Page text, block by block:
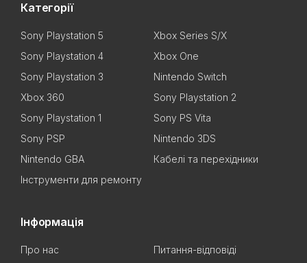
Категорії
Sony Playstation 5
Xbox Series S/X
Sony Playstation 4
Xbox One
Sony Playstation 3
Nintendo Switch
Xbox 360
Sony Playstation 2
Sony Playstation 1
Sony PS Vita
Sony PSP
Nintendo 3DS
Nintendo GBA
Кабелі та перехідники
Інструменти для ремонту
Інформація
Про нас
Питання-відповіді